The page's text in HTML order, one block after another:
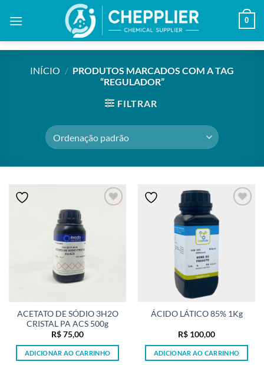
0
INÍCIO / PRODUTOS MARCADOS COM A TAG
“REGULADOR”
FILTRAR
ACETATO DE SÓDIO 3H2O
CRISTAL PA ACS 500g
R$75,00
ADICIONAR AO CARRINHO
ÁCIDO LÁTICO 85% 1Kg
R$ 100,00
ADICIONAR AO CARRINHO